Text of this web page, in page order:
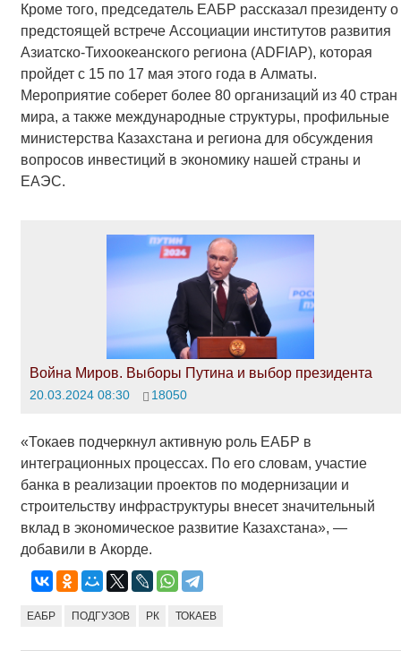
Кроме того, председатель ЕАБР рассказал президенту о
предстоящей встрече Ассоциации институтов развития
Азиатско-Тихоокеанского региона (ADFIAP), которая
пройдет с 15 по 17 мая этого года в Алматы.
Мероприятие соберет более 80 организаций из 40 стран
мира, а также международные структуры, профильные
министерства Казахстана и региона для обсуждения
вопросов инвестиций в экономику нашей страны и
ЕАЭС.
Война Миров. Выборы Путина и выбор президента
20.03.2024 08:30 18050
«Токаев подчеркнул активную роль ЕАБР в
интеграционных процессах. По его словам, участие
банка в реализации проектов по модернизации и
строительству инфраструктуры внесет значительный
вклад в экономическое развитие Казахстана», —
добавили в Акорде.
ЕАБР ПОДГУЗОВ РК ТОКАЕВ